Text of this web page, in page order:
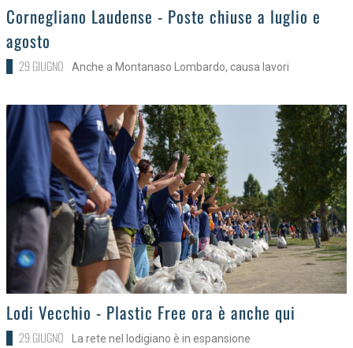
>
Cornegliano Laudense - Poste chiuse a luglio e
agosto
29 GIUGNO Anche a Montanaso Lombardo, causa lavori
>Lodi Vecchio - Plastic Free ora è anche qui
29 GIUGNO La rete nel lodigiano è in espansione